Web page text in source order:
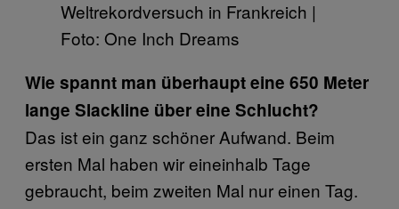
Weltrekordversuch in Frankreich |
Foto: One Inch Dreams
Wie spannt man überhaupt eine 650 Meter
lange Slackline über eine Schlucht?
Das ist ein ganz schöner Aufwand. Beim
ersten Mal haben wir eineinhalb Tage
gebraucht, beim zweiten Mal nur einen Tag.